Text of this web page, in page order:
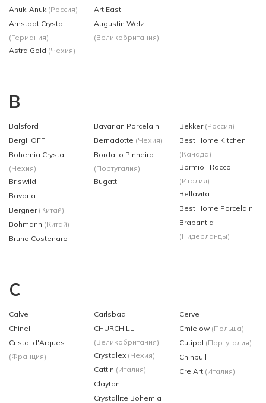
Anuk-Anuk (Россия)
Arnstadt Crystal
(Германия)
Astra Gold (Чехия)
Art East
Augustin Welz
(Великобритания)
B
Balsford
BergHOFF
Bohemia Crystal
(Чехия)
Briswild
Bavaria
Bergner (Китай)
Bohmann (Китай)
Bruno Costenaro
Bavarian Porcelain
Bernadotte (Чехия)
Bordallo Pinheiro
(Португалия)
Bugatti
Bekker (Россия)
Best Home Kitchen
(Канада)
Bormioli Rocco
(Италия)
Bellavita
Best Home Porcelain
Brabantia
(Нидерланды)
C
Calve
Chinelli
Cristal d'Arques
(Франция)
Carlsbad
CHURCHILL
(Великобритания)
Crystalex (Чехия)
Cattin (Италия)
Claytan
Crystallite Bohemia
Cerve
Cmielow (Польша)
Cutipol (Португалия)
Chinbull
Cre Art (Италия)